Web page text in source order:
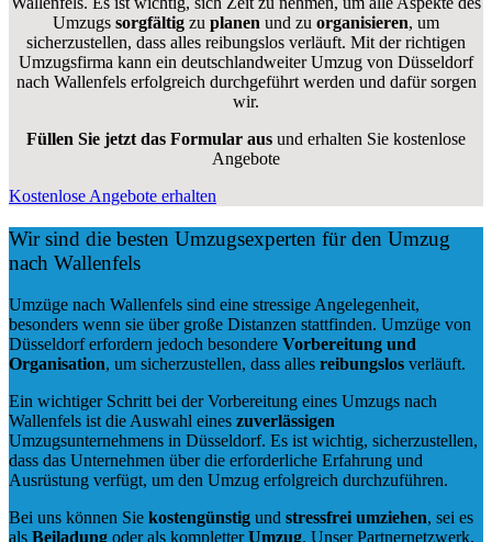
Umzugs sorgfältig zu planen und zu organisieren, um
sicherzustellen, dass alles reibungslos verläuft. Mit der richtigen
Umzugsfirma kann ein deutschlandweiter Umzug von Düsseldorf
nach Wallenfels erfolgreich durchgeführt werden und dafür sorgen
wir.
Füllen Sie jetzt das Formular aus und erhalten Sie kostenlose
Angebote
Kostenlose Angebote erhalten
Wir sind die besten Umzugsexperten für den Umzug
nach Wallenfels
Umzüge nach Wallenfels sind eine stressige Angelegenheit,
besonders wenn sie über große Distanzen stattfinden. Umzüge von
Düsseldorf erfordern jedoch besondere Vorbereitung und
Organisation, um sicherzustellen, dass alles reibungslos verläuft.
Ein wichtiger Schritt bei der Vorbereitung eines Umzugs nach
Wallenfels ist die Auswahl eines zuverlässigen
Umzugsunternehmens in Düsseldorf. Es ist wichtig, sicherzustellen,
dass das Unternehmen über die erforderliche Erfahrung und
Ausrüstung verfügt, um den Umzug erfolgreich durchzuführen.
Bei uns können Sie kostengünstig und stressfrei umziehen, sei es
als Beiladung oder als kompletterUmzug. Unser Partnernetzwerk,